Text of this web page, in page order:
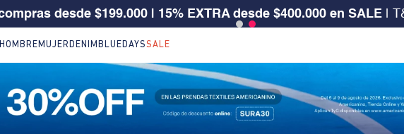
💙 SI ERES CLIENTE SURA, TIENES 30% OFF | Código: SURA30
HOMBRE MUJER DENIM BLUEDAYSSALE